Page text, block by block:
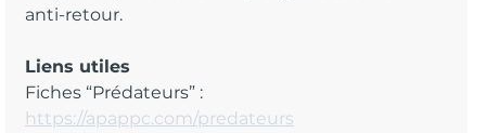
anti-retour.
Liens utiles
Fiches “Prédateurs” :
https://apappc.com/predateurs